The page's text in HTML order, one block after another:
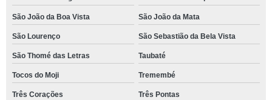
São João da Boa Vista São João da Mata
São Lourenço São Sebastião da Bela Vista
São Thomé das Letras Taubaté
Tocos do Moji Tremembé
Três Corações Três Pontas